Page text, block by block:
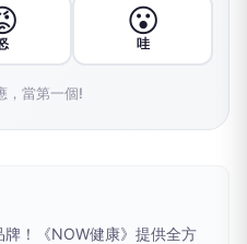
😮
哇
，當第一個!
！《NOW健康》提供全方